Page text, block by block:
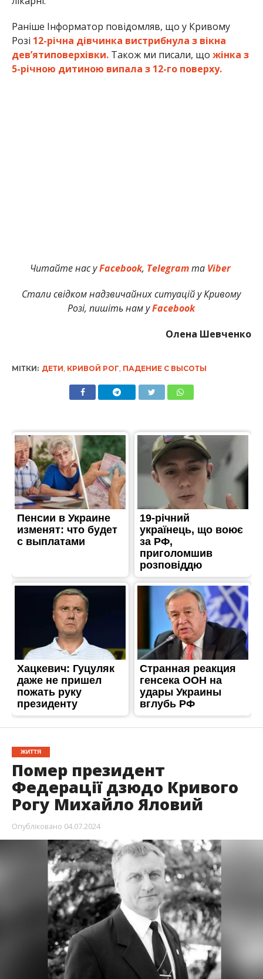
Раніше Інформатор повідомляв, що у Кривому
Розі 12-річна дівчинка вистрибнула з вікна
дев’ятиповерхівки.Також ми писали, що жінка з
5-річною дитиною випала з 12-го поверху.
Читайте нас уFacebook, Telegramта Viber
Стали свідком надзвичайних ситуацій у Кривому
Розі, пишіть нам уFacebook
Олена Шевченко
МІТКИ: ДЕТИ КРИВОЙ РОГ ПАДЕНИЕ С ВЫСОТЫ
ЖИТТЯ
Помер президент
Федерації дзюдо Кривого
Рогу Михайло Яловий
Опубліковано 04.07.2024